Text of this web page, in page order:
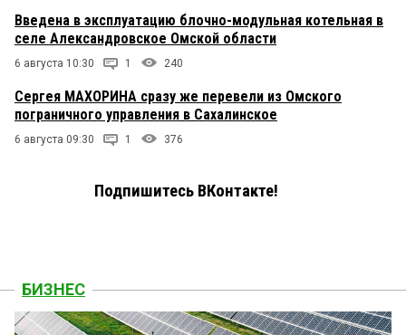
значительно ниже городских, жаль что ремонт
уже закончил. Коллективу магазина УДАЧИ и
ТАК ДЕРЖАТЬ!
Введена в эксплуатацию блочно-модульная котельная в
селе Александровское Омской области
6 августа 10:30 1 240
Сергея МАХОРИНА сразу же перевели из Омского
пограничного управления в Сахалинское
6 августа 09:30 1 376
Подпишитесь ВКонтакте!
БИЗНЕС